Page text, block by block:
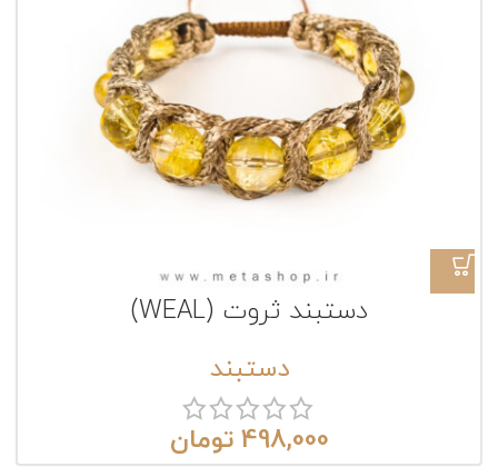
دستبند ثروت (WEAL)
دستبند
498,000 تومان